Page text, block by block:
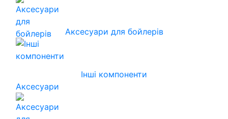
Аксесуари для бойлерів
Інші компоненти
Аксесуари